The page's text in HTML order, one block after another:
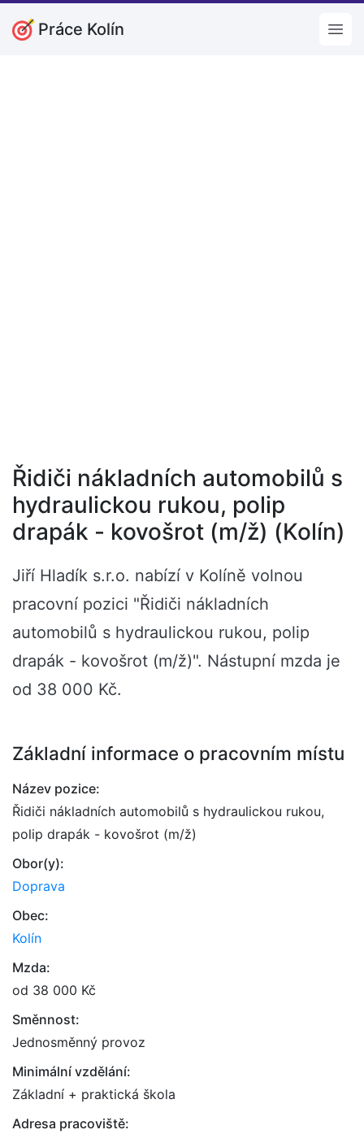
Práce Kolín
Řidiči nákladních automobilů s
hydraulickou rukou, polip
drapák - kovošrot (m/ž) (Kolín)
Jiří Hladík s.r.o. nabízí v Kolíně volnou
pracovní pozici "Řidiči nákladních
automobilů s hydraulickou rukou, polip
drapák - kovošrot (m/ž)". Nástupní mzda je
od 38 000 Kč.
Základní informace o pracovním místu
Název pozice:
Řidiči nákladních automobilů s hydraulickou rukou,
polip drapák - kovošrot (m/ž)
Obor(y):
Doprava
Obec:
Kolín
Mzda:
od 38 000 Kč
Směnnost:
Jednosměnný provoz
Minimální vzdělání:
Základní + praktická škola
Adresa pracoviště: